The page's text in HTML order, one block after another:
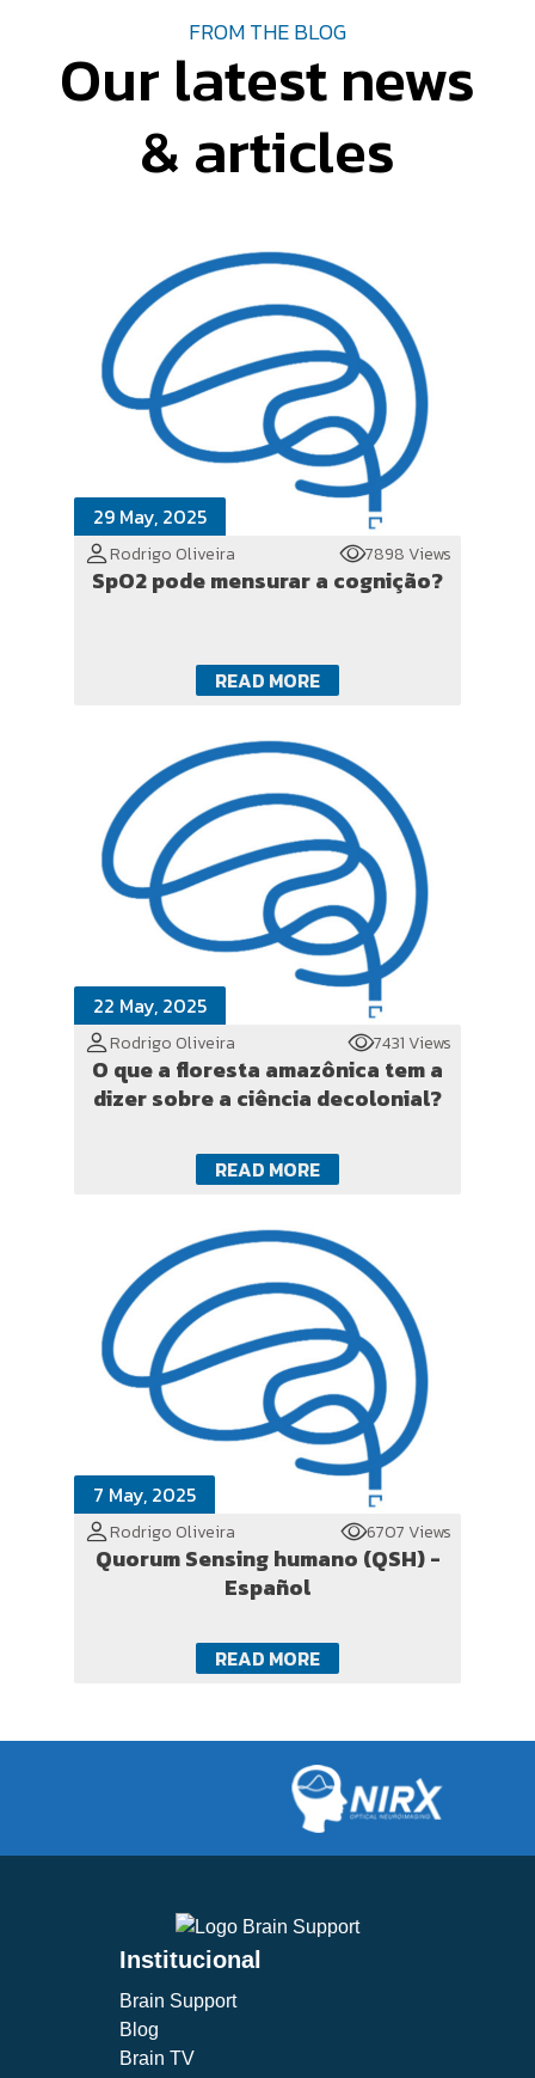
FROM THE BLOG
Our latest news
& articles
29 May, 2025
Rodrigo Oliveira 7898 Views
SpO2 pode mensurar a cognição?
READ MORE
22 May, 2025
Rodrigo Oliveira 7431 Views
O que a floresta amazônica tem a
dizer sobre a ciência decolonial?
READ MORE
7 May, 2025
Rodrigo Oliveira 6707 Views
Quorum Sensing humano (QSH) -
Español
READ MORE
Institucional
Brain Support
Blog
Brain TV